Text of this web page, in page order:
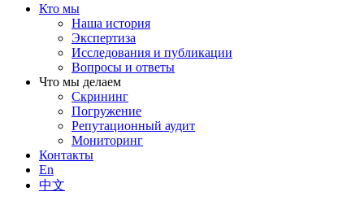
Кто мы
Наша история
Экспертиза
Исследования и публикации
Вопросы и ответы
Что мы делаем
Скрининг
Погружение
Репутационный аудит
Мониторинг
Контакты
En
中文